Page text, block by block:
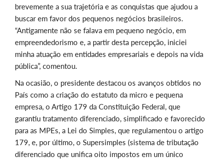
brevemente a sua trajetória e as conquistas que ajudou a
buscar em favor dos pequenos negócios brasileiros.
“Antigamente não se falava em pequeno negócio, em
empreendedorismo e, a partir desta percepção, iniciei
minha atuação em entidades empresariais e depois na vida
pública”, comentou.
Na ocasião, o presidente destacou os avanços obtidos no
País como a criação do estatuto da micro e pequena
empresa, o Artigo 179 da Constituição Federal, que
garantiu tratamento diferenciado, simplificado e favorecido
para as MPEs, a Lei do Simples, que regulamentou o artigo
179, e, por último, o Supersimples (sistema de tributação
diferenciado que unifica oito impostos em um único